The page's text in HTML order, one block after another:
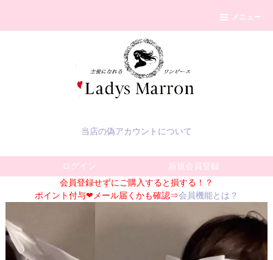
メニュー
当店の偽アカウントについて
ログイン
新規会員登録
会員登録せずにご購入すると損する！？
ポイント付与❤メール届くかも確認⇒会員機能とは？